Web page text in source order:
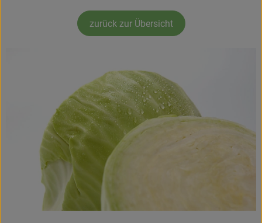
Geschäftskunden
zurück zur Übersicht